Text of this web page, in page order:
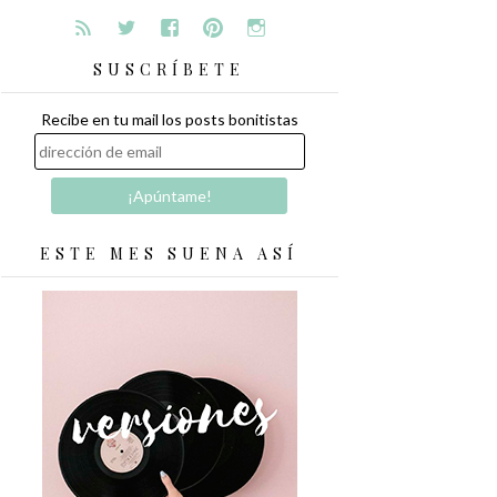
SUSCRÍBETE
Recibe en tu mail los posts bonitistas
ESTE MES SUENA ASÍ